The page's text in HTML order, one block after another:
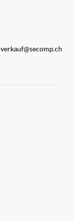
verkauf@secomp.ch